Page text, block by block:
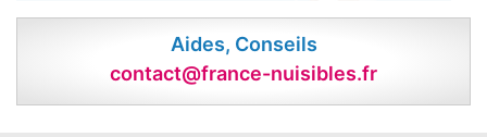
Aides, Conseils
contact@france-nuisibles.fr